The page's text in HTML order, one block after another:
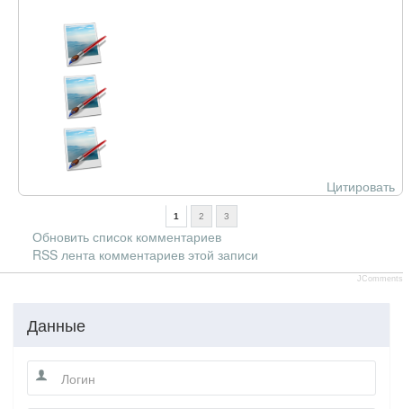
Цитировать
1 2 3
Обновить список комментариев
RSS лента комментариев этой записи
JComments
Данные